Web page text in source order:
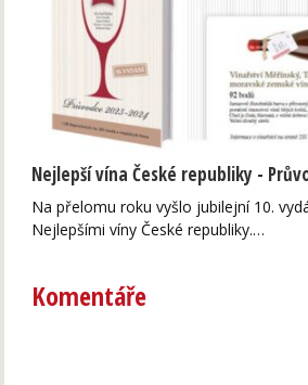
Nejlepší vína České republiky -
Na přelomu roku vyšlo jubilejní 10.
Nejlepšími víny České republiky.…
Komentáře